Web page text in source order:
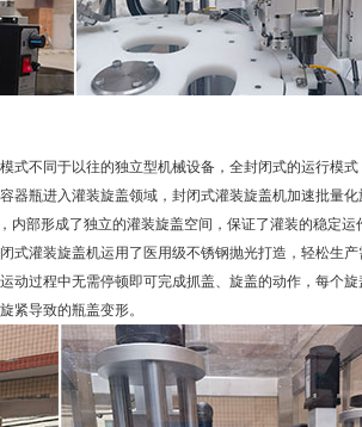
式不同于以往的独立型机械设备，全封闭式的运行模
器瓶进入灌装旋盖领域，封闭式灌装旋盖机加速批量
内部形成了独立的灌装旋盖空间，保证了灌装的稳定
式灌装旋盖机运用了医用级不锈钢抛光打造，轻松生
动过程中无需停顿即可完成抓盖、旋盖的动作，每个
紧导致的瓶盖变形。